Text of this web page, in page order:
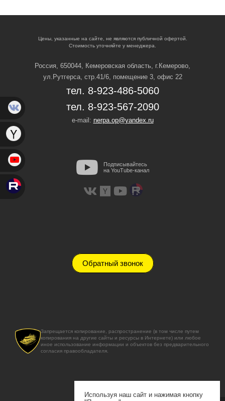
Цены, указанные на сайте, не являются публичной офертой.
Стоимость уточняйте у менеджера.
Россия, 650044, Кемеровская область, г.Кемерово,
ул.Рутгерса, стр.41/6, помещение 3, офис 22
тел. 8-923-486-5060
тел. 8-923-567-2090
e-mail: nerpa.op@yandex.ru
Подписывайтесь
на YouTube-канал
Обратный звонок
Запрещается копирование, распространение (в том числе путем
копирования на другие сайты и ресурсы в Интернете) или любое
иное использование информации и объектов без предварительного
согласия правообладателя.
Используя наш сайт и нажимая кнопку